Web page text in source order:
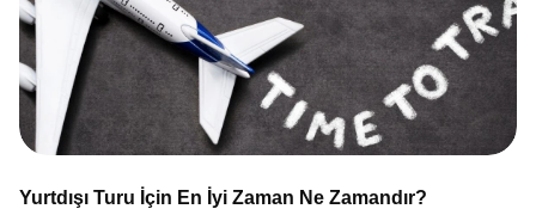
Yurtdışı Turu İçin En İyi Zaman Ne Zamandır?